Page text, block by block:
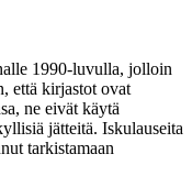
1990-luvulla, jolloin
että kirjastot ovat
ne eivät käytä
jätteitä. Iskulauseita
tarkistamaan